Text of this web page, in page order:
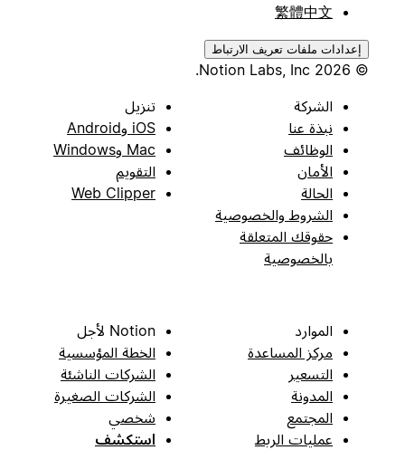
繁體中文
إعدادات ملفات تعريف الارتباط
الشركة
نبذة عنا
الوظائف
الأمان
الحالة
الشروط والخصوصية
حقوقك المتعلقة
بالخصوصية
تنزيل
iOS وAndroid
Mac وWindows
التقويم
Web Clipper
الموارد
مركز المساعدة
التسعير
المدونة
المجتمع
عمليات الربط
Notion لأجل
الخطة المؤسسية
الشركات الناشئة
الشركات الصغيرة
شخصي
استكشف